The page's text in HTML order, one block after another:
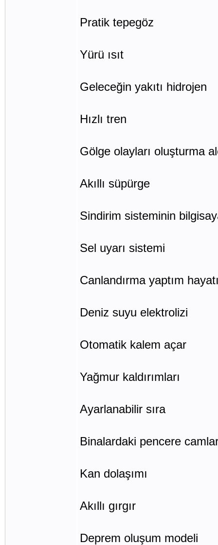
Pratik tepegöz
Yürü ısıt
Geleceğin yakıtı hidrojen
Hızlı tren
Gölge olayları oluşturma
Akıllı süpürge
Sindirim sisteminin
Sel uyarı sistemi
Canlandırma yaptım
Deniz suyu elektrolizi
Otomatik kalem açar
Yağmur kaldırımları
Ayarlanabilir sıra
Binalardaki pencere
Kan dolaşımı
Akıllı gırgır
Deprem oluşum modeli